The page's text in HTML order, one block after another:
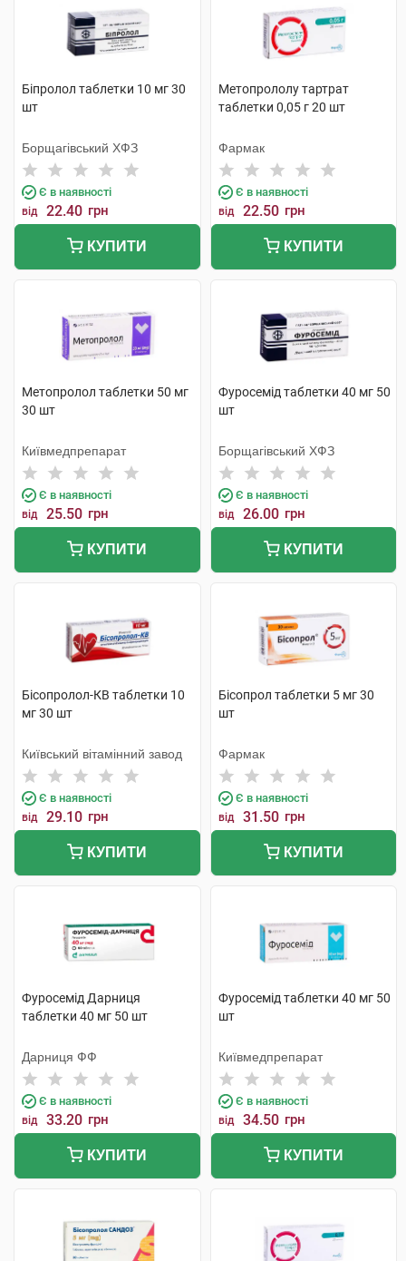
Біпролол таблетки 10 мг 30
шт
Борщагівський ХФЗ
Є в наявності
від 22.40 грн
КУПИТИ
Метопрололу тартрат
таблетки 0,05 г 20 шт
Фармак
Є в наявності
від 22.50 грн
КУПИТИ
Метопролол таблетки 50 мг
30 шт
Київмедпрепарат
Є в наявності
від 25.50 грн
КУПИТИ
Фуросемід таблетки 40 мг 50
шт
Борщагівський ХФЗ
Є в наявності
від 26.00 грн
КУПИТИ
Бісопролол-КВ таблетки 10
мг 30 шт
Київський вітамінний завод
Є в наявності
від 29.10 грн
КУПИТИ
Бісопрол таблетки 5 мг 30
шт
Фармак
Є в наявності
від 31.50 грн
КУПИТИ
Фуросемід Дарниця
таблетки 40 мг 50 шт
Дарниця ФФ
Є в наявності
від 33.20 грн
КУПИТИ
Фуросемід таблетки 40 мг 50
шт
Київмедпрепарат
Є в наявності
від 34.50 грн
КУПИТИ